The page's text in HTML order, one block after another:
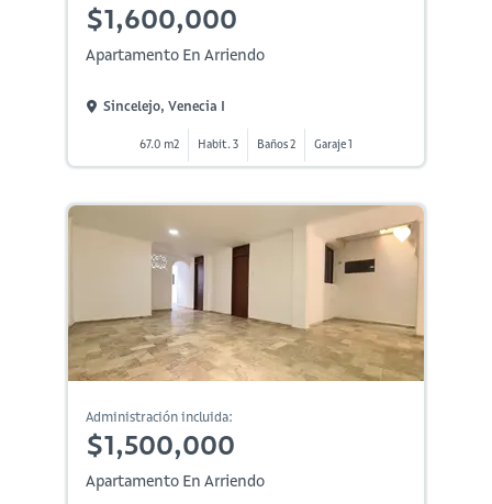
$1,600,000
Apartamento En Arriendo
Sincelejo, Venecia I
67.0 m2 Habit. 3 Baños 2 Garaje 1
Administración incluida:
$1,500,000
Apartamento En Arriendo